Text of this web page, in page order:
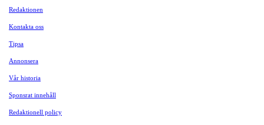
Redaktionen
Kontakta oss
Tipsa
Annonsera
Vår historia
Sponsrat innehåll
Redaktionell policy